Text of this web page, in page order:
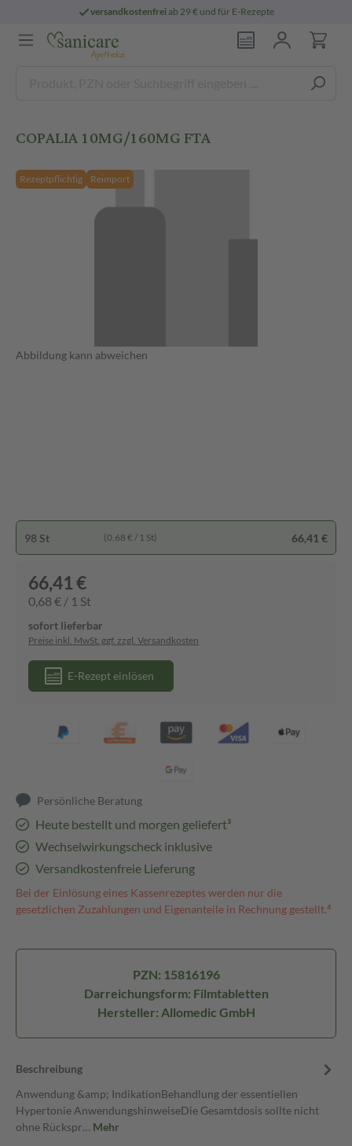
versandkostenfreiab 29 € und für E-Rezepte
COPALIA 10MG/160MG FTA
Rezeptpflichtig Reimport
Abbildung kann abweichen
98 St (0,68 € / 1 St) 66,41 €
66,41 €
0,68 € / 1 St
sofort lieferbar
Preise inkl. MwSt. ggf. zzgl. Versandkosten
E-Rezept einlösen
Persönliche Beratung
Heute bestellt und morgen geliefert³
Wechselwirkungscheck inklusive
Versandkostenfreie Lieferung
Bei der Einlösung eines Kassenrezeptes werden nur die
gesetzlichen Zuzahlungen und Eigenanteile in Rechnung gestellt.⁴
PZN: 15816196
Darreichungsform: Filmtabletten
Hersteller: Allomedic GmbH
Beschreibung
Anwendung &amp; IndikationBehandlung der essentiellen
Hypertonie AnwendungshinweiseDie Gesamtdosis sollte nicht
ohne Rückspr… Mehr